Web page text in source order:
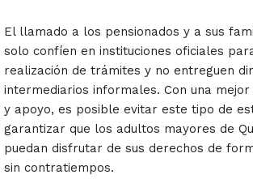
El llamado a los pensionados y a sus
solo confíen en instituciones oficiales
realización de trámites y no entreguen
intermediarios informales. Con una mejor
y apoyo, es posible evitar este tipo de
garantizar que los adultos mayores de
puedan disfrutar de sus derechos de
sin contratiempos.